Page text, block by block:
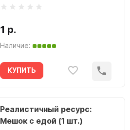
1 р.
Наличие:
КУПИТЬ
Реалистичный ресурс:
Мешок с едой (1 шт.)